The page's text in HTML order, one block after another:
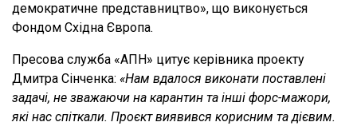
демократичне представництво», що виконується
Фондом Східна Європа.
Пресова служба «АПН» цитує керівника проекту
Дмитра Сінченка: «Нам вдалося виконати поставлені
задачі, не зважаючи на карантин та інші форс-мажори,
які нас спіткали. Проєкт виявився корисним та дієвим.